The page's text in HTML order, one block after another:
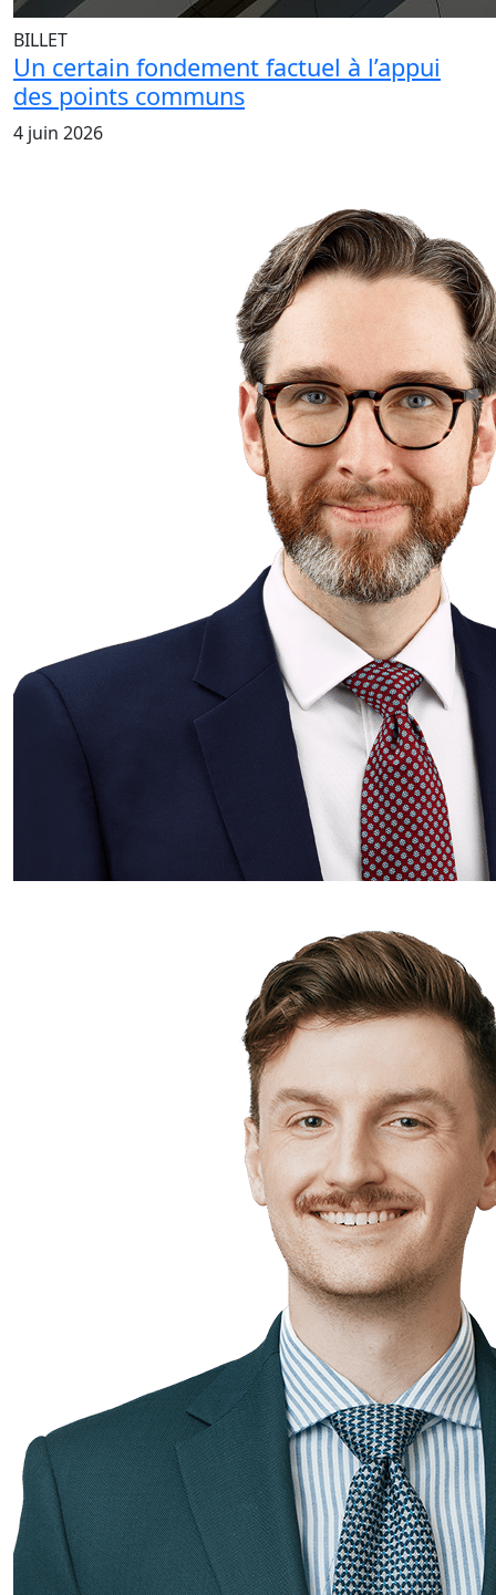
BILLET
Un certain fondement factuel à l’appui
des points communs
4 juin 2026